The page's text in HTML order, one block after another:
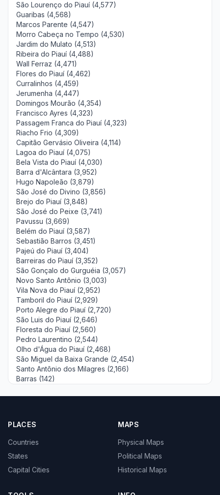
São Lourenço do Piauí (4,577)
Guaribas (4,568)
Marcos Parente (4,547)
Morro Cabeça no Tempo (4,530)
Jardim do Mulato (4,513)
Ribeira do Piauí (4,488)
Wall Ferraz (4,471)
Flores do Piauí (4,462)
Curralinhos (4,459)
Jerumenha (4,447)
Domingos Mourão (4,354)
Francisco Ayres (4,323)
Passagem Franca do Piauí (4,323)
Riacho Frio (4,309)
Capitão Gervásio Oliveira (4,114)
Lagoa do Piauí (4,075)
Bela Vista do Piauí (4,030)
Barra d'Alcântara (3,952)
Hugo Napoleão (3,879)
São José do Divino (3,856)
Brejo do Piauí (3,848)
São José do Peixe (3,741)
Pavussu (3,669)
Belém do Piauí (3,587)
Sebastião Barros (3,451)
Pajeú do Piauí (3,404)
Barreiras do Piauí (3,352)
São Gonçalo do Gurguéia (3,057)
Novo Santo Antônio (3,003)
Vila Nova do Piauí (2,952)
Tamboril do Piauí (2,929)
Porto Alegre do Piauí (2,720)
São Luis do Piauí (2,646)
Floresta do Piauí (2,560)
Pedro Laurentino (2,544)
Olho d'Água do Piauí (2,468)
São Miguel da Baixa Grande (2,454)
Santo Antônio dos Milagres (2,166)
Barras (142)
PLACES
Countries
States
Capital Cities
MAPS
Physical Maps
Political Maps
Historical Maps